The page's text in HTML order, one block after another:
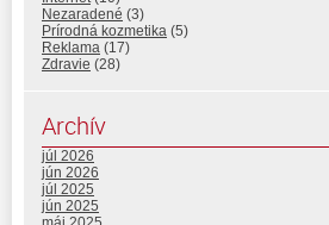
Nezaradené (3)
Prírodná kozmetika (5)
Reklama (17)
Zdravie (28)
Archív
júl 2026
jún 2026
júl 2025
jún 2025